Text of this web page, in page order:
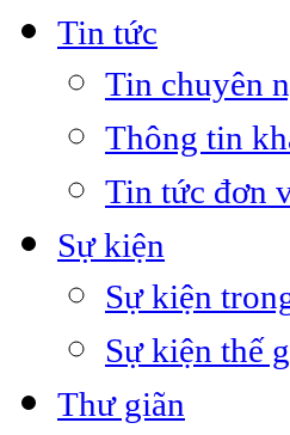
Tin tức
Tin chuyên
Thông tin
Tin tức đơn
Sự kiện
Sự kiện
Sự kiện thế
Thư giãn